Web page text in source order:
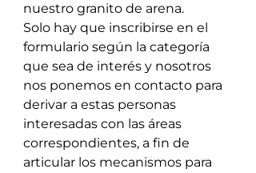
nuestro granito de arena.
Solo hay que inscribirse en el
formulario según la categoría
que sea de interés y nosotros
nos ponemos en contacto para
derivar a estas personas
interesadas con las áreas
correspondientes, a fin de
articular los mecanismos para